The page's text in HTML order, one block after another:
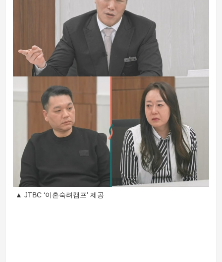
▲ JTBC ‘이혼숙려캠프’ 제공